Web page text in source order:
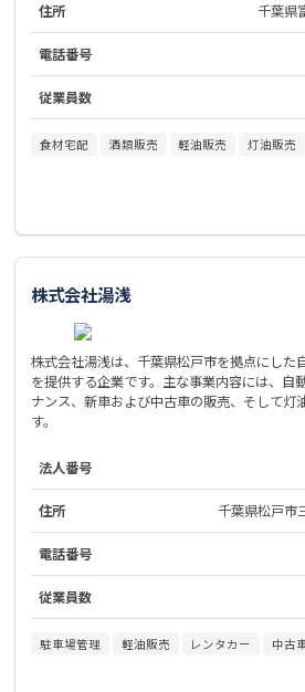
住所 千葉県
電話番号
従業員数
食材宅配 酒類販売 軽油販売 灯油販売
株式会社湯浅
株式会社湯浅は、千葉県松戸市を拠点にした
を提供する企業です。主な事業内容には、自
ナンス、新車および中古車の販売、そして灯
す。
法人番号
住所 千葉県松戸市
電話番号
従業員数
駐車場管理 軽油販売 レンタカー 中古